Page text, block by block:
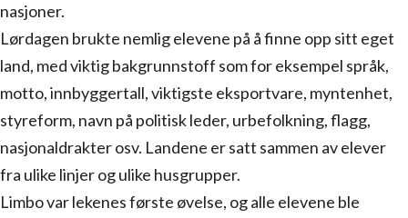
nasjoner.
Lørdagen brukte nemlig elevene på å finne opp sitt eget
land, med viktig bakgrunnstoff som for eksempel språk,
motto, innbyggertall, viktigste eksportvare, myntenhet,
styreform, navn på politisk leder, urbefolkning, flagg,
nasjonaldrakter osv. Landene er satt sammen av elever
fra ulike linjer og ulike husgrupper.
Limbo var lekenes første øvelse, og alle elevene ble